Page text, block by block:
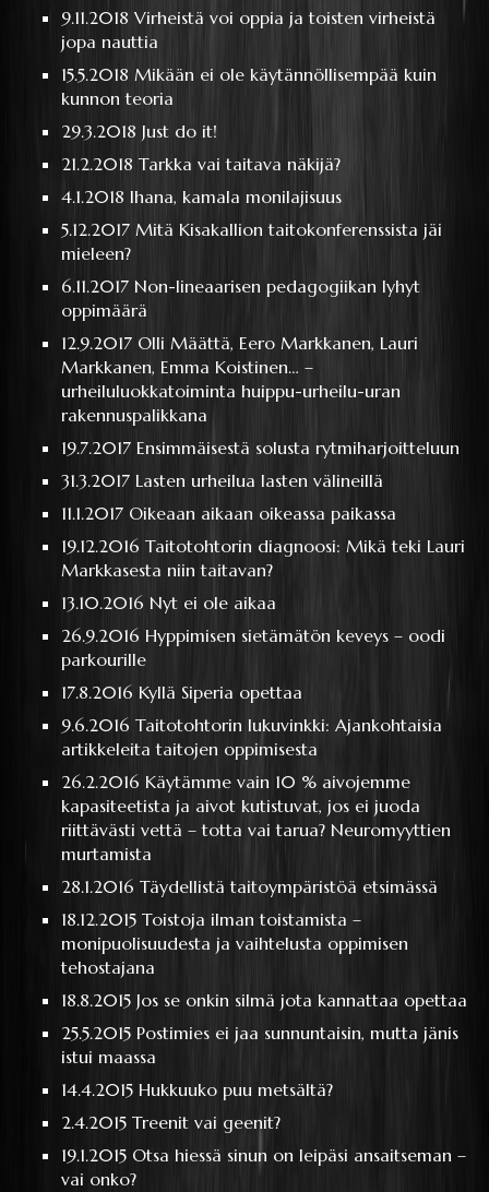
9.11.2018Virheistä voi oppia ja toisten virheistä
jopa nauttia
15.5.2018Mikään ei ole käytännöllisempää kuin
kunnon teoria
29.3.2018 Just do it!
21.2.2018Tarkka vai taitava näkijä?
4.1.2018Ihana, kamala monilajisuus
5.12.2017Mitä Kisakallion taitokonferenssista jäi
mieleen?
6.11.2017Non-lineaarisen pedagogiikan lyhyt
oppimäärä
12.9.2017 Olli Määttä, Eero Markkanen, Lauri
Markkanen, Emma Koistinen… –
urheiluluokkatoiminta huippu-urheilu-uran
rakennuspalikkana
19.7.2017Ensimmäisestä solusta rytmiharjoitteluun
31.3.2017 Lasten urheilua lasten välineillä
11.1.2017 Oikeaan aikaan oikeassa paikassa
19.12.2016Taitotohtorin diagnoosi: Mikä teki Lauri
Markkasesta niin taitavan?
13.10.2016Nyt ei ole aikaa
26.9.2016Hyppimisen sietämätön keveys – oodi
parkourille
17.8.2016Kyllä Siperia opettaa
9.6.2016Taitotohtorin lukuvinkki: Ajankohtaisia
artikkeleita taitojen oppimisesta
26.2.2016Käytämme vain 10 % aivojemme
kapasiteetista ja aivot kutistuvat, jos ei juoda
riittävästi vettä – totta vai tarua? Neuromyyttien
murtamista
28.1.2016Täydellistä taitoympäristöä etsimässä
18.12.2015Toistoja ilman toistamista –
monipuolisuudesta ja vaihtelusta oppimisen
tehostajana
18.8.2015 Jos se onkin silmä jota kannattaa opettaa
25.5.2015Postimies ei jaa sunnuntaisin, mutta jänis
istui maassa
14.4.2015Hukkuuko puu metsältä?
2.4.2015Treenit vai geenit?
19.1.2015 Otsa hiessä sinun on leipäsi ansaitseman –
vai onko?